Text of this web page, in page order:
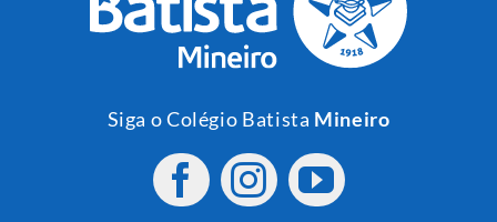
Siga o Colégio Batista Mineiro